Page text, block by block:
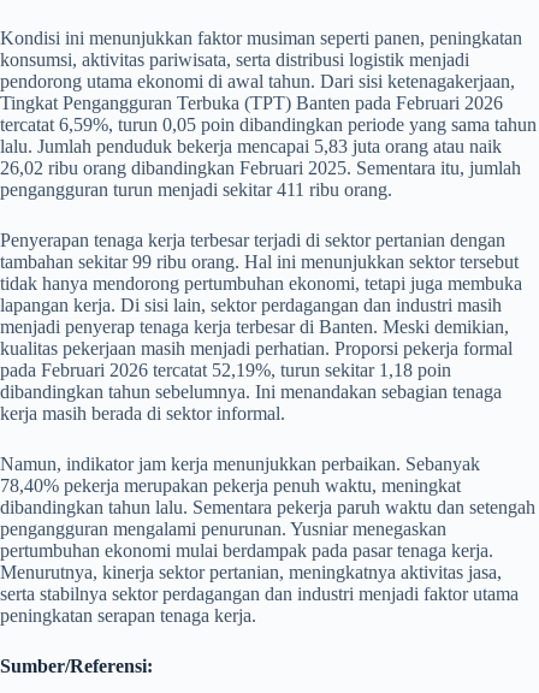
Kondisi ini menunjukkan faktor musiman seperti panen, peningkatan
konsumsi, aktivitas pariwisata, serta distribusi logistik menjadi
pendorong utama ekonomi di awal tahun. Dari sisi ketenagakerjaan,
Tingkat Pengangguran Terbuka (TPT) Banten pada Februari 2026
tercatat 6,59%, turun 0,05 poin dibandingkan periode yang sama tahun
lalu. Jumlah penduduk bekerja mencapai 5,83 juta orang atau naik
26,02 ribu orang dibandingkan Februari 2025. Sementara itu, jumlah
pengangguran turun menjadi sekitar 411 ribu orang.
Penyerapan tenaga kerja terbesar terjadi di sektor pertanian dengan
tambahan sekitar 99 ribu orang. Hal ini menunjukkan sektor tersebut
tidak hanya mendorong pertumbuhan ekonomi, tetapi juga membuka
lapangan kerja. Di sisi lain, sektor perdagangan dan industri masih
menjadi penyerap tenaga kerja terbesar di Banten. Meski demikian,
kualitas pekerjaan masih menjadi perhatian. Proporsi pekerja formal
pada Februari 2026 tercatat 52,19%, turun sekitar 1,18 poin
dibandingkan tahun sebelumnya. Ini menandakan sebagian tenaga
kerja masih berada di sektor informal.
Namun, indikator jam kerja menunjukkan perbaikan. Sebanyak
78,40% pekerja merupakan pekerja penuh waktu, meningkat
dibandingkan tahun lalu. Sementara pekerja paruh waktu dan setengah
pengangguran mengalami penurunan. Yusniar menegaskan
pertumbuhan ekonomi mulai berdampak pada pasar tenaga kerja.
Menurutnya, kinerja sektor pertanian, meningkatnya aktivitas jasa,
serta stabilnya sektor perdagangan dan industri menjadi faktor utama
peningkatan serapan tenaga kerja.
Sumber/Referensi: